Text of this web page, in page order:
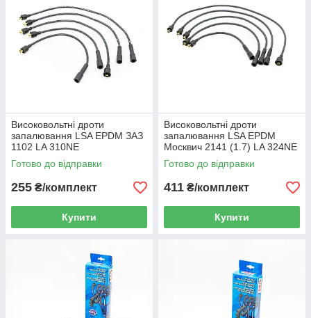
Високовольтні дроти
запалювання LSA EPDM ЗАЗ
1102 LA 310NE
Готово до відправки
255 ₴/комплект
Купити
Високовольтні дроти
запалювання LSA EPDM
Москвич 2141 (1.7) LA 324NE
Готово до відправки
411 ₴/комплект
Купити